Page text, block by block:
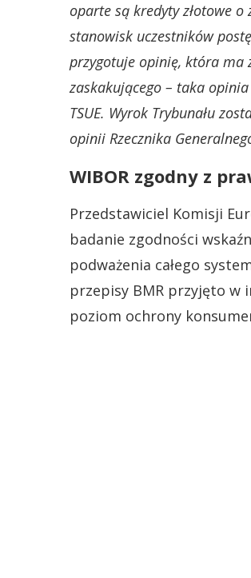
oparte są kredyty złotowe
stanowisk uczestników
przygotuje opinię, która ma
zaskakującego – taka
TSUE. Wyrok Trybunału
opinii Rzecznika
WIBOR zgodny z
Przedstawiciel Komisji
badanie zgodności
podważenia całego
przepisy BMR przyjęto
poziom ochrony